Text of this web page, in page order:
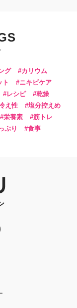
グ
カリウム
ト
ニキビケア
レシピ
乾燥
え性
塩分控えめ
栄養素
筋トレ
ぷり 食事